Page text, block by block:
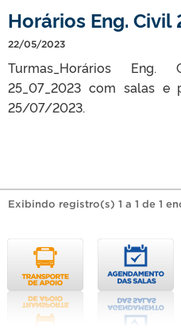
Horários Eng.
22/05/2023
Turmas_Horários Eng.
25_07_2023 com salas e
25/07/2023.
Exibindo registro(s) 1 a 1 de 1